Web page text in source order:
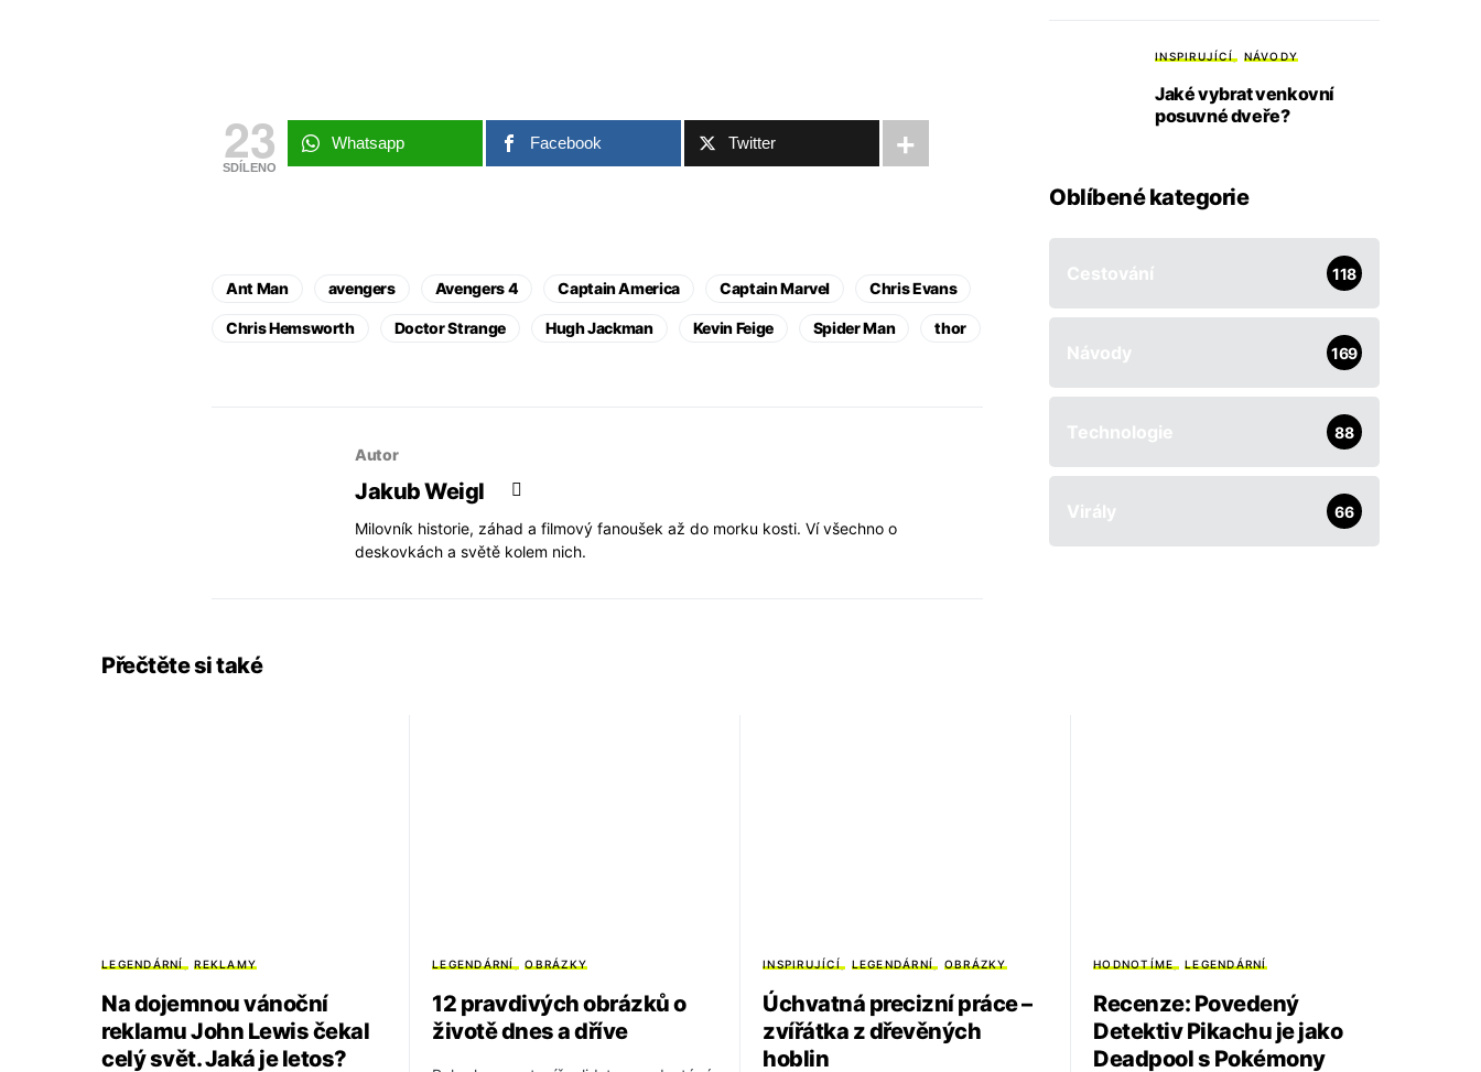
23
SDÍLENO
Whatsapp Facebook Twitter
Ant Man avengers Avengers 4 Captain America Captain Marvel Chris Evans
Chris Hemsworth Doctor Strange Hugh Jackman Kevin Feige Spider Man thor
Autor
Jakub Weigl
Milovník historie, záhad a filmový fanoušek až do morku kosti. Ví všechno o
deskovkách a světě kolem nich.
INSPIRUJÍCÍ NÁVODY
Jaké vybrat venkovní
posuvné dveře?
Oblíbené kategorie
Cestování 118
Návody 169
Technologie 88
Virály 66
Přečtěte si také
LEGENDÁRNÍ REKLAMY
Na dojemnou vánoční
reklamu John Lewis čekal
celý svět. Jaká je letos?
LEGENDÁRNÍ OBRÁZKY
12 pravdivých obrázků o
životě dnes a dříve
INSPIRUJÍCÍ LEGENDÁRNÍ OBRÁZKY
Úchvatná precizní práce –
zvířátka z dřevěných
hoblin
HODNOTÍME LEGENDÁRNÍ
Recenze: Povedený
Detektiv Pikachu je jako
Deadpool s Pokémony